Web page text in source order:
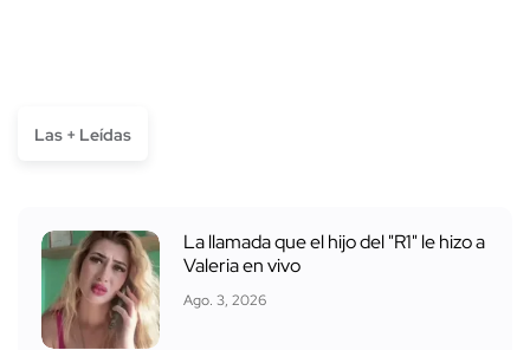
Las + Leídas
La llamada que el hijo del "R1" le hizo a
Valeria en vivo
Ago. 3, 2026